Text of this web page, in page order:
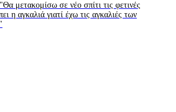
μετακομίσω σε νέο σπίτι τις φετινές
η αγκαλιά γιατί έχω τις αγκαλιές των